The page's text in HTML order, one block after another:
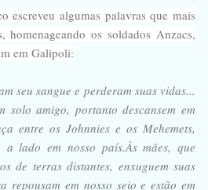
escreveu algumas palavras que mais
homenageando os soldados Anzacs,
em Galipoli:
seu sangue e perderam suas vidas...
solo amigo, portanto descansem em
entre os Johnnies e os Mehemets,
a lado em nosso país.Às mães, que
de terras distantes, enxuguem suas
repousam em nosso seio e estão em